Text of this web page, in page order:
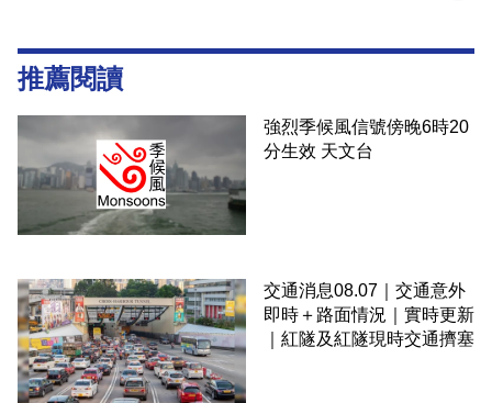
推薦閱讀
強烈季候風信號傍晚6時20
分生效 天文台
交通消息08.07｜交通意外
即時＋路面情況｜實時更新
｜紅隧及紅隧現時交通擠塞